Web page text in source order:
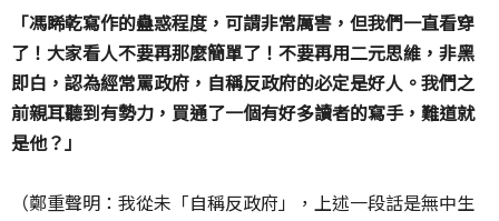
「馮睎乾寫作的蠱惑程度，可謂非常厲害，但我們一直看穿
了！大家看人不要再那麼簡單了！不要再用二元思維，非黑
即白，認為經常罵政府，自稱反政府的必定是好人。我們之
前親耳聽到有勢力，買通了一個有好多讀者的寫手，難道就
是他？」
（鄭重聲明：我從未「自稱反政府」，上述一段話是無中生